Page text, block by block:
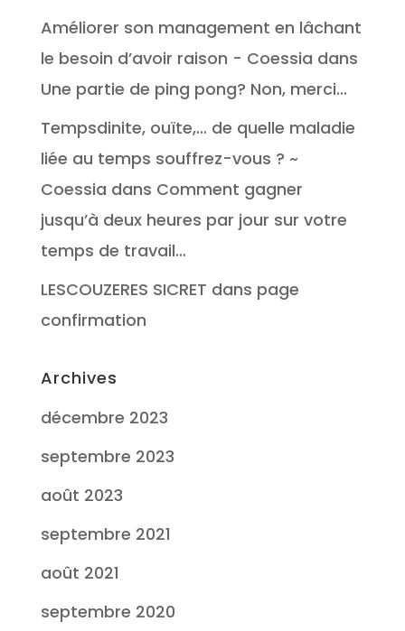
Améliorer son management en lâchant
le besoin d’avoir raison - Coessia dans
Une partie de ping pong? Non, merci…
Tempsdinite, ouïte,… de quelle maladie
liée au temps souffrez-vous ? ~
Coessia dans Comment gagner
jusqu’à deux heures par jour sur votre
temps de travail…
LESCOUZERES SICRET dans page
confirmation
Archives
décembre 2023
septembre 2023
août 2023
septembre 2021
août 2021
septembre 2020